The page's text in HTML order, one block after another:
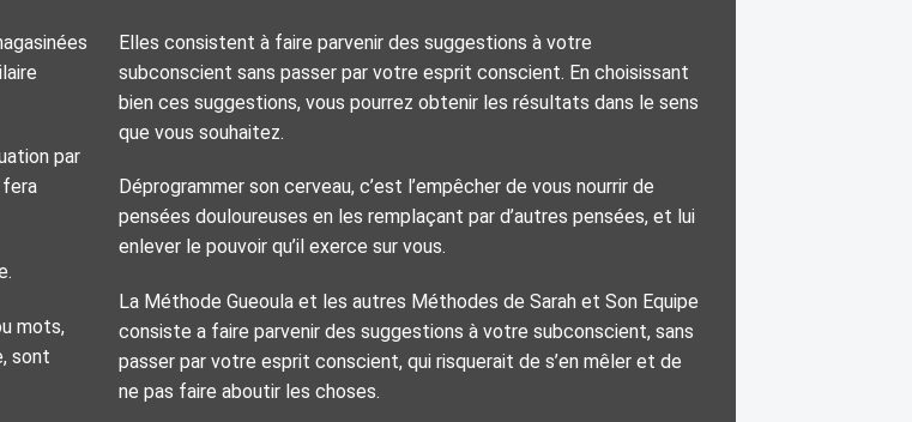
par
fera
mots,
sont
Elles consistent à faire parvenir des suggestions à votre
subconscient sans passer par votre esprit conscient. En choisissant
bien ces suggestions, vous pourrez obtenir les résultats dans le sens
que vous souhaitez.
Déprogrammer son cerveau, c’est l’empêcher de vous nourrir de
pensées douloureuses en les remplaçant par d’autres pensées, et lui
enlever le pouvoir qu’il exerce sur vous.
La Méthode Gueoula et les autres Méthodes de Sarah et Son Equipe
consiste a faire parvenir des suggestions à votre subconscient, sans
passer par votre esprit conscient, qui risquerait de s’en mêler et de
ne pas faire aboutir les choses.